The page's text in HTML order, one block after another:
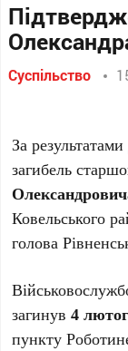
Суспільство
За
загибель
Ковельського
голова
загинув4
пункту